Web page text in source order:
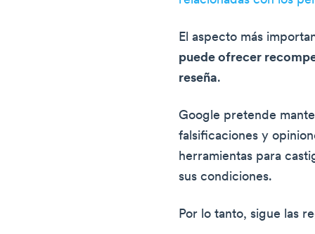
El aspecto más
puede ofrecer
reseña.
Google pretende
falsificaciones y
herramientas para
sus condiciones.
Por lo tanto, sigue las